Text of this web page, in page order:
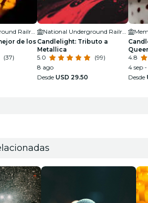
National Underground Railroad Freedom Center
de los
(37)
National Underground Railroad Freedom Center
Candlelight: Tributo a
Metallica
5.0
(99)
8 ago
Desde USD 29.50
4.8
4 sep -
Desde